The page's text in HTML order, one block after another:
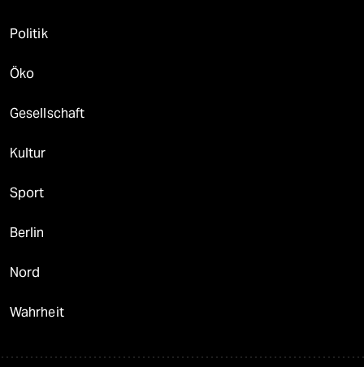
Politik
Öko
Gesellschaft
Kultur
Sport
Berlin
Nord
Wahrheit